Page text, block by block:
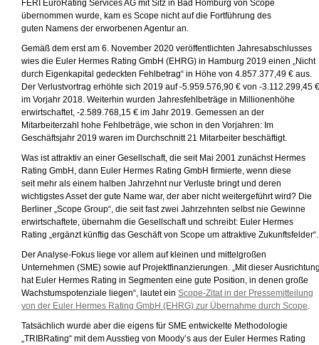
FERI EuroRating Services AG mit Sitz in Bad Homburg von Scope
übernommen wurde, kam es Scope nicht auf die Fortführung des
guten Namens der erworbenen Agentur an.
Gemäß dem erst am 6. November 2020 veröffentlichten Jahresabschlusses
wies die Euler Hermes Rating GmbH (EHRG) in Hamburg 2019 einen „Nicht
durch Eigenkapital gedeckten Fehlbetrag“ in Höhe von 4.857.377,49 € aus.
Der Verlustvortrag erhöhte sich 2019 auf -5.959.576,90 € von -3.112.299,45 €
im Vorjahr 2018. Weiterhin wurden Jahresfehlbeträge in Millionenhöhe
erwirtschaftet, -2.589.768,15 € im Jahr 2019. Gemessen an der
Mitarbeiterzahl hohe Fehlbeträge, wie schon in den Vorjahren: Im
Geschäftsjahr 2019 waren im Durchschnitt 21 Mitarbeiter beschäftigt.
Was ist attraktiv an einer Gesellschaft, die seit Mai 2001 zunächst Hermes
Rating GmbH, dann Euler Hermes Rating GmbH firmierte, wenn diese
seit mehr als einem halben Jahrzehnt nur Verluste bringt und deren
wichtigstes Asset der gute Name war, der aber nicht weitergeführt wird? Die
Berliner „Scope Group“, die seit fast zwei Jahrzehnten selbst nie Gewinne
erwirtschaftete, übernahm die Gesellschaft und schreibt: Euler Hermes
Rating „ergänzt künftig das Geschäft von Scope um attraktive Zukunftsfelder“.
Der Analyse-Fokus liege vor allem auf kleinen und mittelgroßen
Unternehmen (SME) sowie auf Projektfinanzierungen. „Mit dieser
hat Euler Hermes Rating in Segmenten eine gute Position, in denen große
Wachstumspotenziale liegen“, lautet ein Scope-Zitat in der Pressemitteilung
von der Euler Hermes Rating GmbH (EHRG) zur Übernahme durch Scope
Tatsächlich wurde aber die eigens für SME entwickelte Methodologie
„TRIBRating“ mit dem Ausstieg von Moody’s aus der Euler Hermes Rating